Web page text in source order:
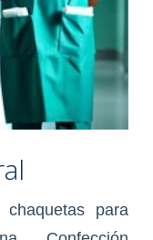
para